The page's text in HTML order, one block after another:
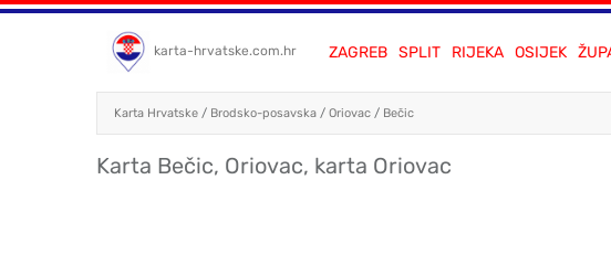
karta-hrvatske.com.hr ZAGREB SPLIT RIJEKA OSIJEK
Karta Hrvatske / Brodsko-posavska / Oriovac / Bečic
Karta Bečic, Oriovac, karta Oriovac